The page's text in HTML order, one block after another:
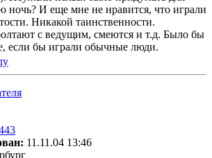
ночь? И еще мне не нравится, что играли
Никакой таинственности.
с ведущим, смеются и т.д. Было бы
если бы играли обычные люди.
11.11.04 13:46